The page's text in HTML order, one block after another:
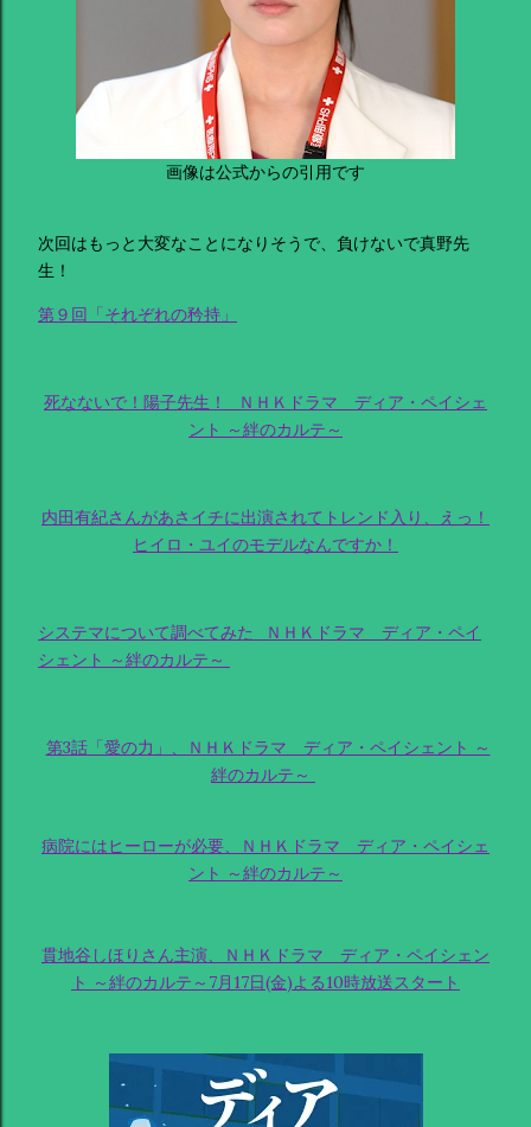
画像は公式からの引用です
次回はもっと大変なことになりそうで、負けないで真野先
生！
第９回「それぞれの矜持」
死なないで！陽子先生！_ＮＨＫドラマ ディア・ペイシェ
ント ～絆のカルテ～
内田有紀さんがあさイチに出演されてトレンド入り、えっ！
ヒイロ・ユイのモデルなんですか！
システマについて調べてみた_ＮＨＫドラマ ディア・ペイ
シェント ～絆のカルテ～
第3話「愛の力」、ＮＨＫドラマ ディア・ペイシェント ～
絆のカルテ～
病院にはヒーローが必要、ＮＨＫドラマ ディア・ペイシェ
ント ～絆のカルテ～
貫地谷しほりさん主演、ＮＨＫドラマ ディア・ペイシェン
ト ～絆のカルテ～7月17日(金)よる10時放送スタート